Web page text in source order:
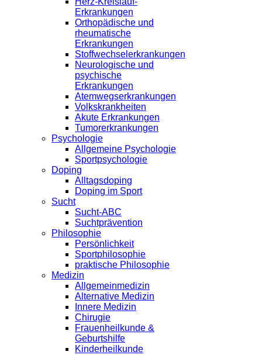
Erkrankungen
Orthopädische und
rheumatische
Erkrankungen
Stoffwechselerkrankungen
Neurologische und
psychische
Erkrankungen
Atemwegserkrankungen
Volkskrankheiten
Akute Erkrankungen
Tumorerkrankungen
Psychologie
Allgemeine Psychologie
Sportpsychologie
Doping
Alltagsdoping
Doping im Sport
Sucht
Sucht-ABC
Suchtprävention
Philosophie
Persönlichkeit
Sportphilosophie
praktische Philosophie
Medizin
Allgemeinmedizin
Alternative Medizin
Innere Medizin
Chirugie
Frauenheilkunde &
Geburtshilfe
Kinderheilkunde